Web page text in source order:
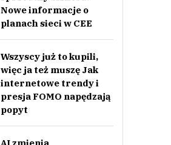
Nowe informacje o
planach sieci w CEE
Wszyscy już to kupili,
więc ja też muszę Jak
internetowe trendy i
presja FOMO napędzają
popyt